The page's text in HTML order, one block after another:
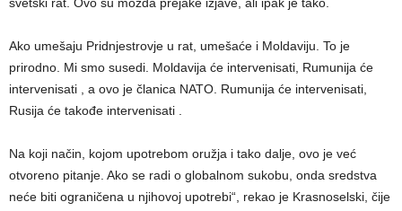
Ako umešaju Pridnjestrovje u rat, umešaće i Moldaviju. To je
prirodno. Mi smo susedi. Moldavija će intervenisati, Rumunija će
intervenisati , a ovo je članica NATO. Rumunija će intervenisati,
Rusija će takođe intervenisati .
Na koji način, kojom upotrebom oružja i tako dalje, ovo je već
otvoreno pitanje. Ako se radi o globalnom sukobu, onda sredstva
neće biti ograničena u njihovoj upotrebi“, rekao je Krasnoselski, čije